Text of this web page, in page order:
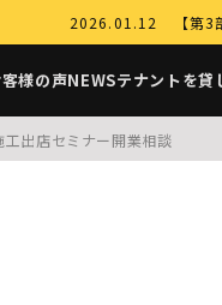
2026.01.12 【第3
様の声NEWSテナントを貸
工出店セミナー開業相談